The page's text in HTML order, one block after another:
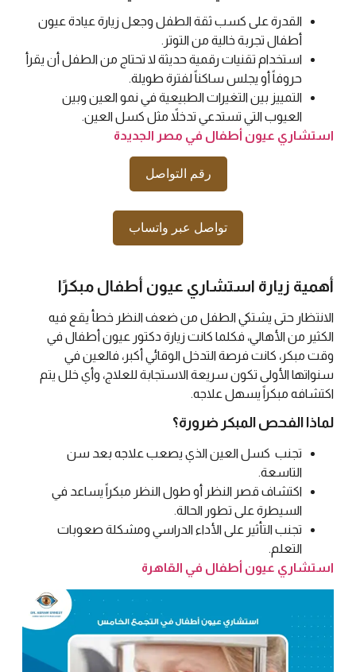
القدرة على كسب ثقة الطفل وجعل زيارة عيادة عيون
أطفال تجربة خالية من التوتر.
استخدام تقنيات رقمية حديثة لا تحتاج من الطفل أن يقرأ
حروفاً أو يجلس ساكناً لفترة طويلة.
التمييز بين التغيرات الطبيعية في نمو العين وبين
العيوب التي تستدعي تدخلاً مثل كسل العين.
استشاري عيون أطفال في مصر الجديدة
رقم التواصل
تواصل عبر واتساب
أهمية زيارة استشاري عيون أطفال مبكرًا
الانتظار حتى يشتكي الطفل من ضعف النظر خطأ يقع فيه
الكثير من الأهالي، فكلما كانت زيارة دكتور عيون أطفال في
وقت مبكر، كانت فرصة التدخل الوقائي أكبر، فالعين في
سنواتها الأولى تكون سريعة الاستجابة للعلاج، وأي خلل يتم
اكتشافه مبكراً يسهل علاجه.
لماذا الفحص المبكر ضرورة؟
تجنب كسل العين الذي يصعب علاجه بعد سن
التاسعة.
اكتشاف قصر النظر أو طول النظر مبكراً يساعد في
السيطرة على تطور الحالة.
تجنب التأثير على الأداء الدراسي ومشكلة صعوبات
التعلم.
استشاري عيون أطفال في القاهرة